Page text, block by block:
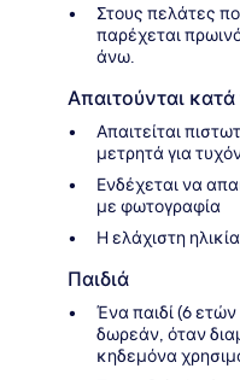
Στους πελάτες
παρέχεται
άνω.
Απαιτούνται
Απαιτείται
μετρητά για
Ενδέχεται να
με φωτογραφία
Η ελάχιστη
Παιδιά
Ένα παιδί (6
δωρεάν, όταν
κηδεμόνα